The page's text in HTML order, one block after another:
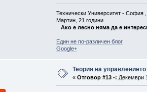
Технически Университет - София
Мартин, 21 години
Ако е лесно няма да е
Един не по-различен блог
Google+
Теория на управлението
« Отговор #13 -: Декември